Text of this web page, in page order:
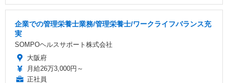
企業での管理栄養士業務/管理栄養士/ワークライフバランス充
実
SOMPOヘルスサポート株式会社
大阪府
月給26万3,000円～
正社員